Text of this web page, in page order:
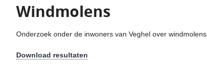
Windmolens
Onderzoek onder de inwoners van Veghel over windmolens
Download resultaten